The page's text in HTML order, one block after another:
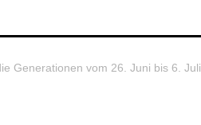
Generationen vom 26. Juni bis 6. Juli